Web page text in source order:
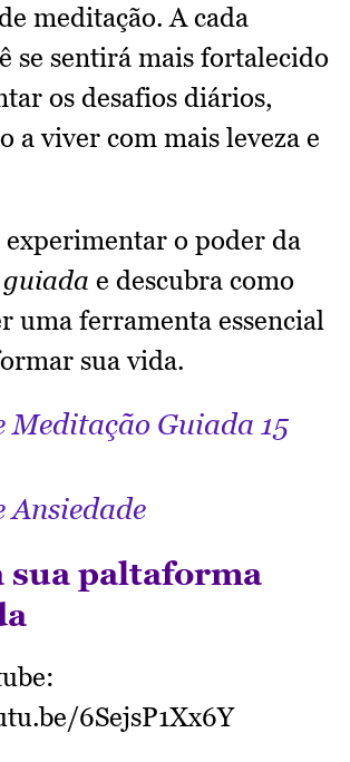
meditação. A cada
se sentirá mais fortalecido
os desafios diários,
a viver com mais leveza e
experimentar o poder da
e descubra como
uma ferramenta essencial
sua vida.
Meditação Guiada 15
Ansiedade
sua paltaforma
6SejsP1Xx6Y